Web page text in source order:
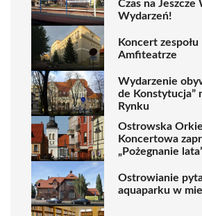
Czas na Jeszcze
Wydarzeń!
Koncert
Amfiteatrze
Wydarzenie
de Konstytucja”
Rynku
Ostrowska
Koncertowa
„Pożegnanie
Ostrowianie
aquaparku w